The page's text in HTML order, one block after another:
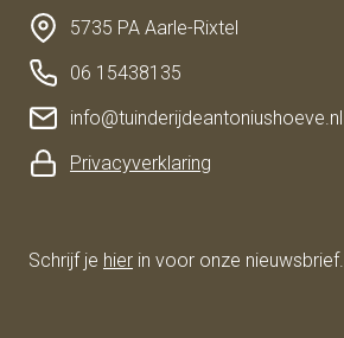
5735 PA Aarle-Rixtel
06 15438135
info@tuinderijdeantoniushoeve.nl
Privacyverklaring
Schrijf je hier in voor onze nieuwsbrief.